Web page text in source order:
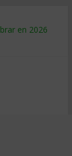
en 2026
hacer
y venderle